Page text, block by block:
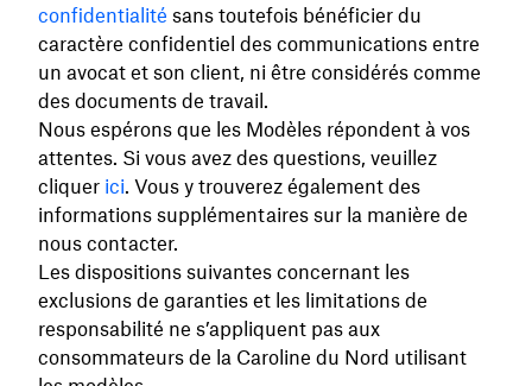
confidentialité sans toutefois bénéficier du
caractère confidentiel des communications entre
un avocat et son client, ni être considérés comme
des documents de travail.
Nous espérons que les Modèles répondent à vos
attentes. Si vous avez des questions, veuillez
cliquer ici. Vous y trouverez également des
informations supplémentaires sur la manière de
nous contacter.
Les dispositions suivantes concernant les
exclusions de garanties et les limitations de
responsabilité ne s’appliquent pas aux
consommateurs de la Caroline du Nord utilisant